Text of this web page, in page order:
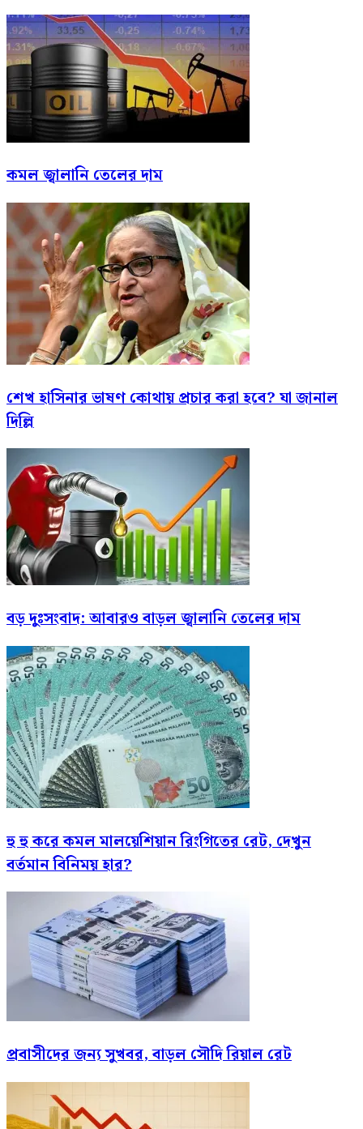
কমল জ্বালানি তেলের দাম
শেখ হাসিনার ভাষণ কোথায় প্রচার করা হবে? যা জানাল
দিল্লি
বড় দুঃসংবাদ: আবারও বাড়ল জ্বালানি তেলের দাম
হু হু করে কমল মালয়েশিয়ান রিংগিতের রেট, দেখুন
বর্তমান বিনিময় হার?
প্রবাসীদের জন্য সুখবর, বাড়ল সৌদি রিয়াল রেট